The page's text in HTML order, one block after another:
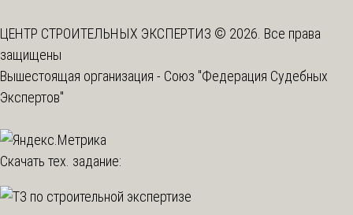
ЦЕНТР СТРОИТЕЛЬНЫХ ЭКСПЕРТИЗ © 2026. Все права
защищены
Вышестоящая организация - Союз "Федерация Судебных
Экспертов"
Скачать тех. задание: